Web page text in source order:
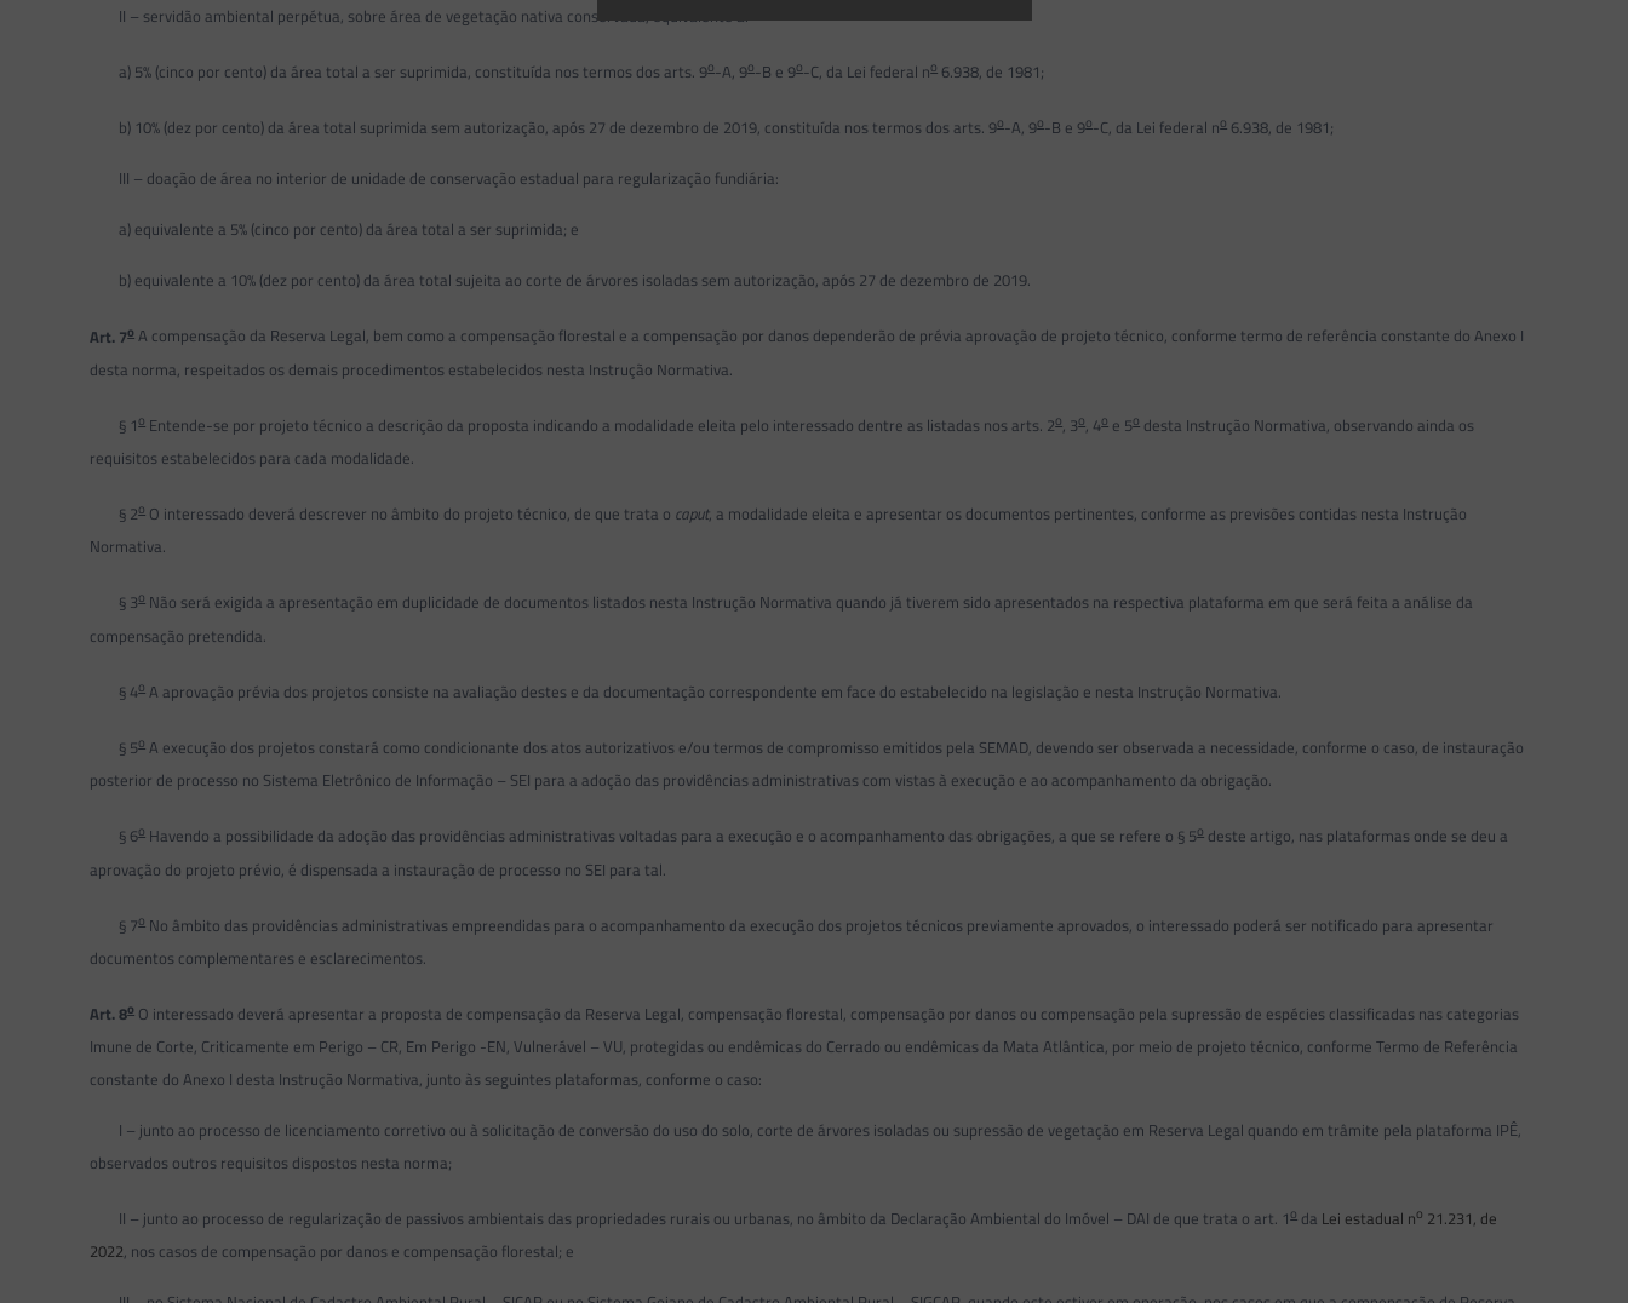
II – servidão ambiental perpétua, sobre área de vegetação nativa conservada, equivalente a:
a) 5% (cinco por cento) da área total a ser suprimida, constituída nos termos dos arts. 9o-A, 9o-B e 9o-C, da Lei federal no 6.938, de 1981;
b) 10% (dez por cento) da área total suprimida sem autorização, após 27 de dezembro de 2019, constituída nos termos dos arts. 9o-A, 9o-B e 9o-C, da Lei federal no 6.938, de 1981;
III – doação de área no interior de unidade de conservação estadual para regularização fundiária:
a) equivalente a 5% (cinco por cento) da área total a ser suprimida; e
b) equivalente a 10% (dez por cento) da área total sujeita ao corte de árvores isoladas sem autorização, após 27 de dezembro de 2019.
Art. 7o A compensação da Reserva Legal, bem como a compensação florestal e a compensação por danos dependerão de prévia aprovação de projeto técnico, conforme termo de referência constante do Anexo I
desta norma, respeitados os demais procedimentos estabelecidos nesta Instrução Normativa.
§ 1o Entende-se por projeto técnico a descrição da proposta indicando a modalidade eleita pelo interessado dentre as listadas nos arts. 2o, 3o, 4o e 5o desta Instrução Normativa, observando ainda os
requisitos estabelecidos para cada modalidade.
§ 2o O interessado deverá descrever no âmbito do projeto técnico, de que trata o caput, a modalidade eleita e apresentar os documentos pertinentes, conforme as previsões contidas nesta Instrução
Normativa.
§ 3o Não será exigida a apresentação em duplicidade de documentos listados nesta Instrução Normativa quando já tiverem sido apresentados na respectiva plataforma em que será feita a análise da
compensação pretendida.
§ 4o A aprovação prévia dos projetos consiste na avaliação destes e da documentação correspondente em face do estabelecido na legislação e nesta Instrução Normativa.
§ 5o A execução dos projetos constará como condicionante dos atos autorizativos e/ou termos de compromisso emitidos pela SEMAD, devendo ser observada a necessidade, conforme o caso, de instauração
posterior de processo no Sistema Eletrônico de Informação – SEI para a adoção das providências administrativas com vistas à execução e ao acompanhamento da obrigação.
§ 6o Havendo a possibilidade da adoção das providências administrativas voltadas para a execução e o acompanhamento das obrigações, a que se refere o § 5o deste artigo, nas plataformas onde se deu a
aprovação do projeto prévio, é dispensada a instauração de processo no SEI para tal.
§ 7o No âmbito das providências administrativas empreendidas para o acompanhamento da execução dos projetos técnicos previamente aprovados, o interessado poderá ser notificado para apresentar
documentos complementares e esclarecimentos.
Art. 8o O interessado deverá apresentar a proposta de compensação da Reserva Legal, compensação florestal, compensação por danos ou compensação pela supressão de espécies classificadas nas categorias
Imune de Corte, Criticamente em Perigo – CR, Em Perigo -EN, Vulnerável – VU, protegidas ou endêmicas do Cerrado ou endêmicas da Mata Atlântica, por meio de projeto técnico, conforme Termo de Referência
constante do Anexo I desta Instrução Normativa, junto às seguintes plataformas, conforme o caso:
I – junto ao processo de licenciamento corretivo ou à solicitação de conversão do uso do solo, corte de árvores isoladas ou supressão de vegetação em Reserva Legal quando em trâmite pela plataforma IPÊ,
observados outros requisitos dispostos nesta norma;
II – junto ao processo de regularização de passivos ambientais das propriedades rurais ou urbanas, no âmbito da Declaração Ambiental do Imóvel – DAI de que trata o art. 1o da Lei estadual no 21.231, de
2022, nos casos de compensação por danos e compensação florestal; e